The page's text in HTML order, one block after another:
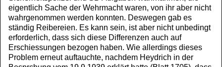
eigentlich Sache der Wehrmacht waren, von ihr aber nicht
wahrgenommen werden konnten. Deswegen gab es
ständig Reibereien. Es kann sein, ist aber nicht unbedingt
erforderlich, dass sich diese Differenzen auch auf
Erschiessungen bezogen haben. Wie allerdings dieses
Problem erneut auftauchte, nachdem Heydrich in der